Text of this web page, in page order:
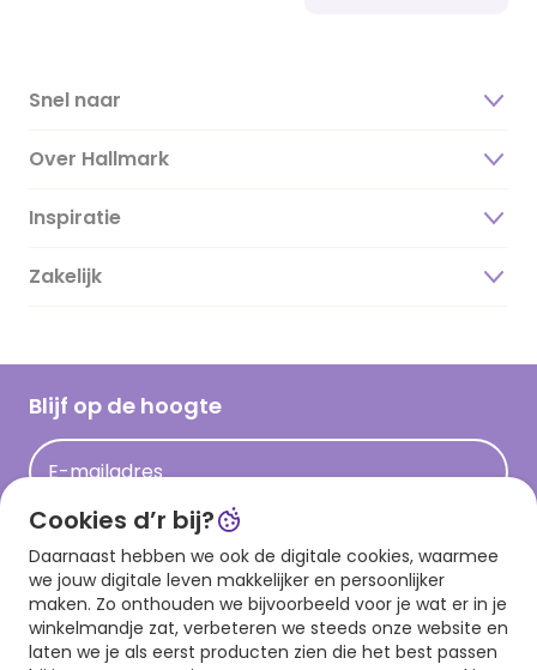
Snel naar
Over Hallmark
Over ons
Duurzaamheid
Hallmark Kaartclub
Acties
Hallmark en Kinderpostzegels
Inspiratie
Magazine
Cadeau inspiratie
Kaartinspiratie
Zakelijk
Blijf op de hoogte
E-mailadres
Aanmelden
Download onze app
Cookies d’r bij?
Daarnaast hebben we ook de digitale cookies, waarmee
we jouw digitale leven makkelijker en persoonlijker
maken. Zo onthouden we bijvoorbeeld voor je wat er in je
winkelmandje zat, verbeteren we steeds onze website en
laten we je als eerst producten zien die het best passen